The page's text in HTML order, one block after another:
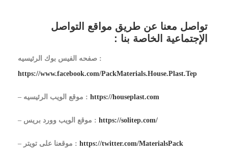
تواصل معنا عن طريق مواقع التواصل
الإجتماعية الخاصة بنا :
صفحه الفيس بوك الرئيسيه :
https://www.facebook.com/PackMaterials.House.Plast.Tep
– موقع الويب الرئيسيه : https://houseplast.com
– موقع الويب وورد بريس : https://solitep.com/
– موقعنا على تويتر : https://twitter.com/MaterialsPack